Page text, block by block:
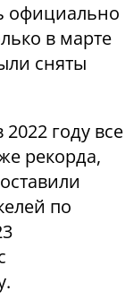
официально
в марте
сняты
году все
рекорда,
по